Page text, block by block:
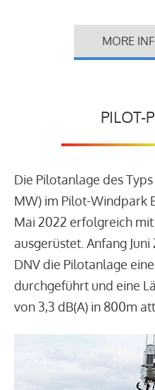
MORE
PILOT-
Die Pilotanlage des
MW) im Pilot-Windpark
Mai 2022 erfolgreich
ausgerüstet. Anfang
DNV die Pilotanlage
durchgeführt und eine
von 3,3 dB(A) in 800m